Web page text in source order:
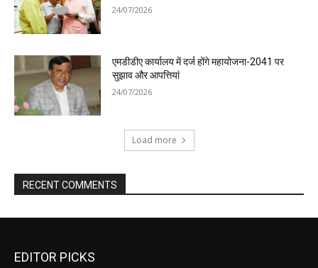
24/07/2026
एमडीडीए कार्यालय में दर्ज होंगे महायोजना-2041 पर
सुझाव और आपत्तियां
24/07/2026
Load more
RECENT COMMENTS
EDITOR PICKS